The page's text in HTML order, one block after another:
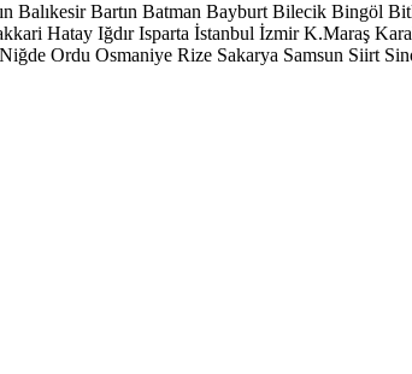
Balıkesir Bartın Batman Bayburt Bilecik Bingöl
Hatay Iğdır Isparta İstanbul İzmir K.Maraş
Niğde Ordu Osmaniye Rize Sakarya Samsun Siirt